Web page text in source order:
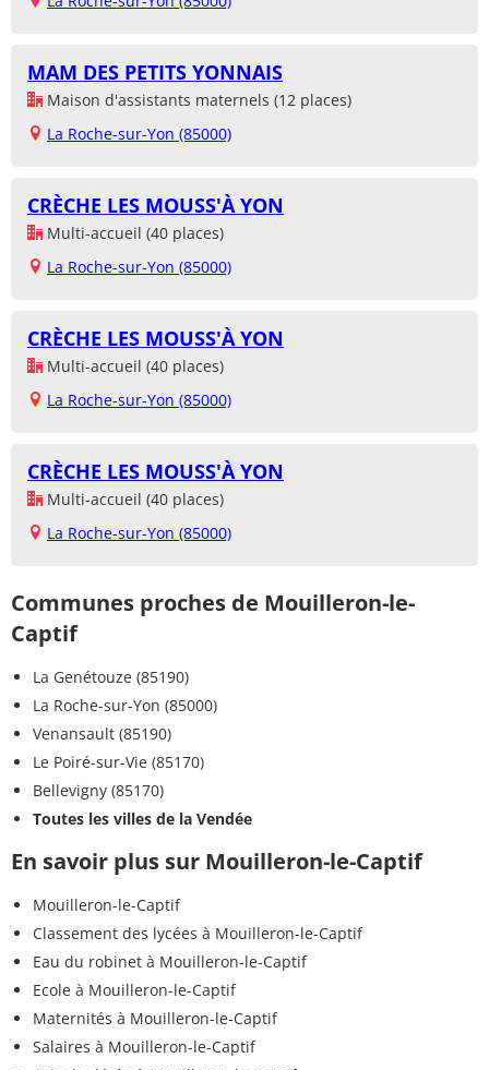
MAM DES PETITS YONNAIS
Maison d'assistants maternels (12 places)
La Roche-sur-Yon (85000)
CRÈCHE LES MOUSS'À YON
Multi-accueil (40 places)
La Roche-sur-Yon (85000)
CRÈCHE LES MOUSS'À YON
Multi-accueil (40 places)
La Roche-sur-Yon (85000)
CRÈCHE LES MOUSS'À YON
Multi-accueil (40 places)
La Roche-sur-Yon (85000)
Communes proches de Mouilleron-le-
Captif
La Genétouze (85190)
La Roche-sur-Yon (85000)
Venansault (85190)
Le Poiré-sur-Vie (85170)
Bellevigny (85170)
Toutes les villes de la Vendée
En savoir plus sur Mouilleron-le-Captif
Mouilleron-le-Captif
Classement des lycées à Mouilleron-le-Captif
Eau du robinet à Mouilleron-le-Captif
Ecole à Mouilleron-le-Captif
Maternités à Mouilleron-le-Captif
Salaires à Mouilleron-le-Captif